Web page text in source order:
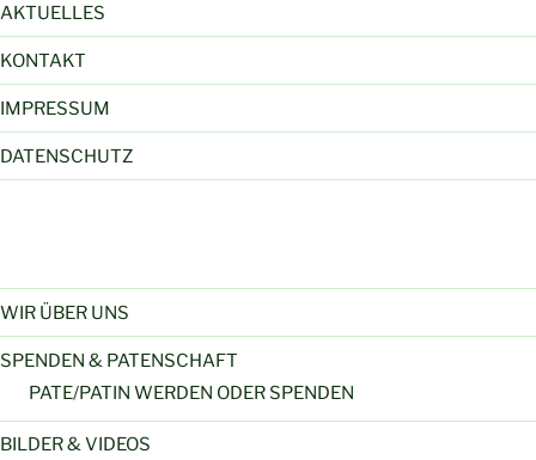
AKTUELLES
KONTAKT
IMPRESSUM
DATENSCHUTZ
WIR ÜBER UNS
SPENDEN & PATENSCHAFT
PATE/PATIN WERDEN ODER SPENDEN
BILDER & VIDEOS